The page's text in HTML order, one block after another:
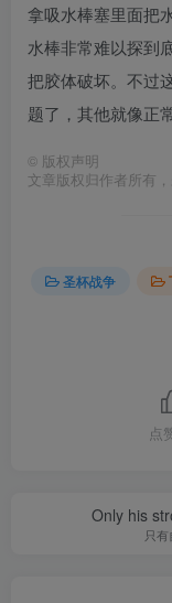
拿吸水棒塞里面把
水棒非常难以探到
把胶体破坏。不过
题了，其他就像正
© 版权声明
文章版权归作者所有
圣杯战争
点
Only his
只